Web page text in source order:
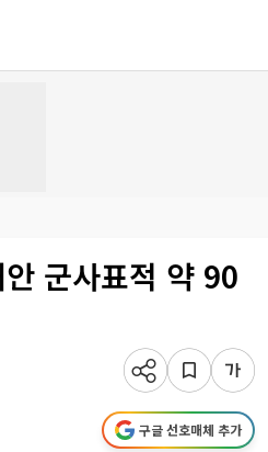
군사표적 약 90
구글 선호매체 추가